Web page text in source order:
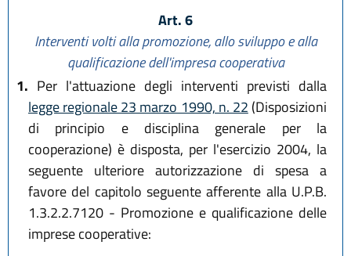
Art. 6
Interventi volti alla promozione, allo sviluppo e alla
qualificazione dell'impresa cooperativa
1. Per l'attuazione degli interventi previsti dalla
legge regionale 23 marzo 1990, n. 22 (Disposizioni
di principio e disciplina generale per la
cooperazione) è disposta, per l'esercizio 2004, la
seguente ulteriore autorizzazione di spesa a
favore del capitolo seguente afferente alla U.P.B.
1.3.2.2.7120 - Promozione e qualificazione delle
imprese cooperative: